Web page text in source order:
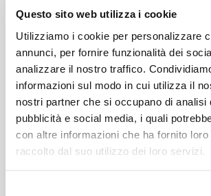
Questo sito web utilizza i cookie
Utilizziamo i cookie per personalizzare
annunci, per fornire funzionalità dei
analizzare il nostro traffico.
informazioni sul modo in cui utilizza il
nostri partner che si occupano di analisi
pubblicità e social media, i quali
con altre informazioni che ha fornito loro
raccolto dal suo utilizzo dei loro servizi.
1 Reset | Refreshing Piano
Guided Breathwork for
Energy | 20 Minutes
Formati disponibili:
CHI